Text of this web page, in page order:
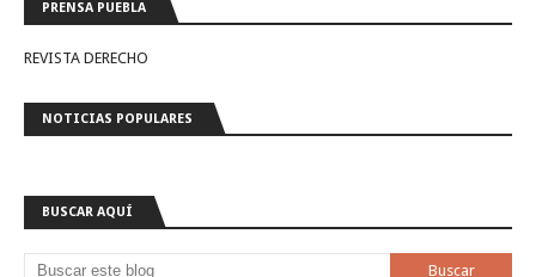
PRENSA PUEBLA
REVISTA DERECHO
NOTICIAS POPULARES
BUSCAR AQUÍ